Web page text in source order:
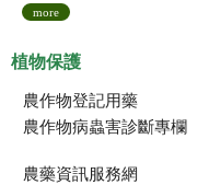
more
植物保護
農作物登記用藥
農作物病蟲害診斷專欄
農藥資訊服務網